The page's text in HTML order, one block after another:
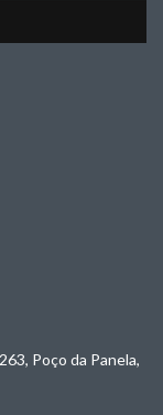
Poço da Panela,